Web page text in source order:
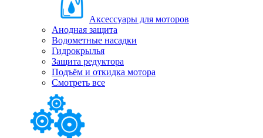
Аксессуары для моторов
Анодная защита
Водометные насадки
Гидрокрылья
Защита редуктора
Подъём и откидка мотора
Смотреть все